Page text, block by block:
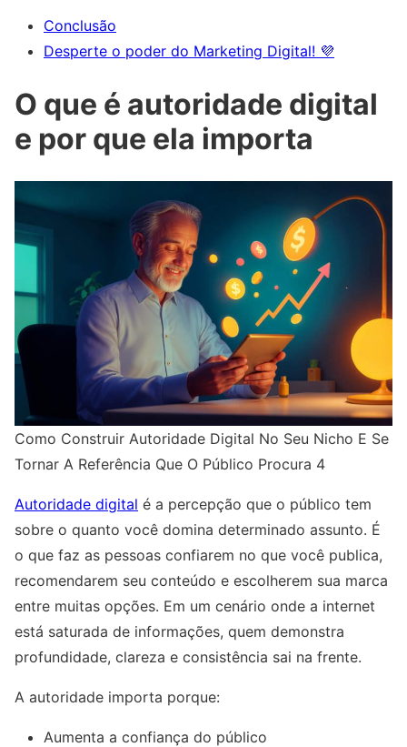
Conclusão
Desperte o poder do Marketing Digital! 💜
O que é autoridade digital
e por que ela importa
Como Construir Autoridade Digital No Seu Nicho E Se
Tornar A Referência Que O Público Procura 4
Autoridade digital é a percepção que o público tem
sobre o quanto você domina determinado assunto. É
o que faz as pessoas confiarem no que você publica,
recomendarem seu conteúdo e escolherem sua marca
entre muitas opções. Em um cenário onde a internet
está saturada de informações, quem demonstra
profundidade, clareza e consistência sai na frente.
A autoridade importa porque:
Aumenta a confiança do público